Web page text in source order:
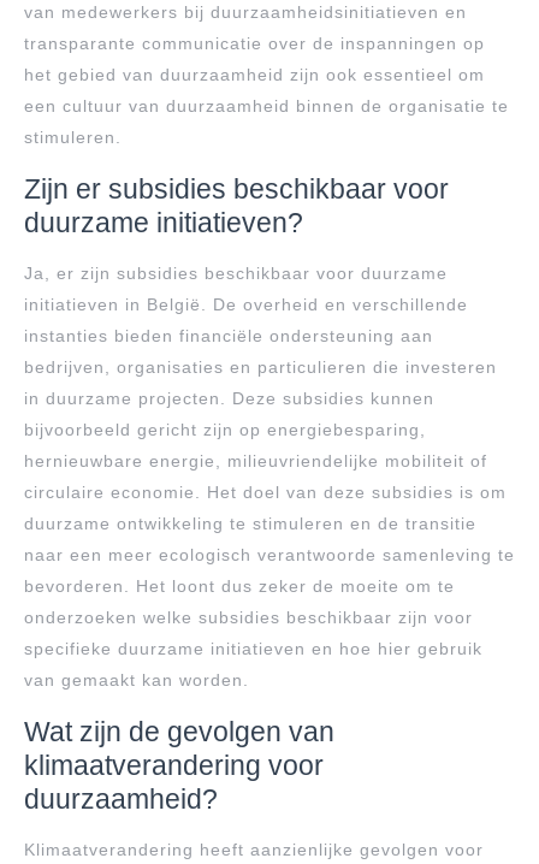
van medewerkers bij duurzaamheidsinitiatieven en
transparante communicatie over de inspanningen op
het gebied van duurzaamheid zijn ook essentieel om
een cultuur van duurzaamheid binnen de organisatie te
stimuleren.
Zijn er subsidies beschikbaar voor
duurzame initiatieven?
Ja, er zijn subsidies beschikbaar voor duurzame
initiatieven in België. De overheid en verschillende
instanties bieden financiële ondersteuning aan
bedrijven, organisaties en particulieren die investeren
in duurzame projecten. Deze subsidies kunnen
bijvoorbeeld gericht zijn op energiebesparing,
hernieuwbare energie, milieuvriendelijke mobiliteit of
circulaire economie. Het doel van deze subsidies is om
duurzame ontwikkeling te stimuleren en de transitie
naar een meer ecologisch verantwoorde samenleving te
bevorderen. Het loont dus zeker de moeite om te
onderzoeken welke subsidies beschikbaar zijn voor
specifieke duurzame initiatieven en hoe hier gebruik
van gemaakt kan worden.
Wat zijn de gevolgen van
klimaatverandering voor
duurzaamheid?
Klimaatverandering heeft aanzienlijke gevolgen voor